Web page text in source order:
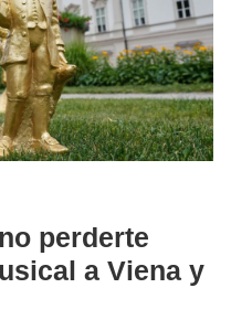
perderte
a Viena y